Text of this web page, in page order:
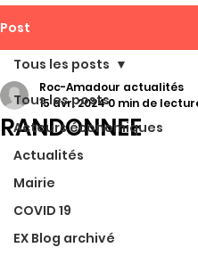
Post
Tous les posts
Acteurs économiques
Actualités
Mairie
COVID 19
EX Blog archivé
Tous les posts
RANDONNEE
Roc-Amadour actualités
15 avr. 20240 min de